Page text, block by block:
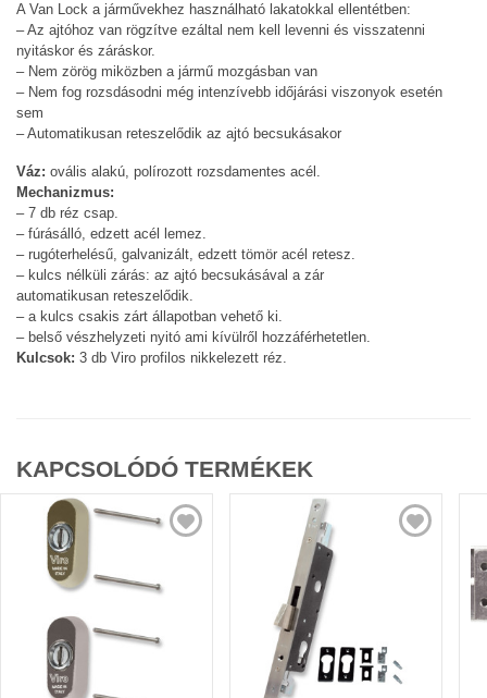
A Van Lock a járművekhez használható lakatokkal ellentétben:
– Az ajtóhoz van rögzítve ezáltal nem kell levenni és visszatenni
nyitáskor és záráskor.
– Nem zörög miközben a jármű mozgásban van
– Nem fog rozsdásodni még intenzívebb időjárási viszonyok esetén
sem
– Automatikusan reteszelődik az ajtó becsukásakor
Váz: ovális alakú, polírozott rozsdamentes acél.
Mechanizmus:
– 7 db réz csap.
– fúrásálló, edzett acél lemez.
– rugóterhelésű, galvanizált, edzett tömör acél retesz.
– kulcs nélküli zárás: az ajtó becsukásával a zár
automatikusan reteszelődik.
– a kulcs csakis zárt állapotban vehető ki.
– belső vészhelyzeti nyitó ami kívülről hozzáférhetetlen.
Kulcsok: 3 db Viro profilos nikkelezett réz.
KAPCSOLÓDÓ TERMÉKEK